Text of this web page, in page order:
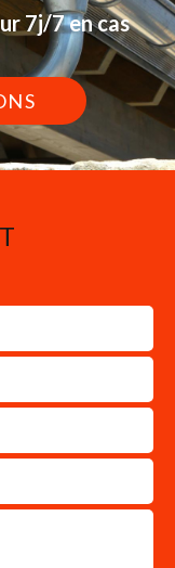
7j/7 en cas